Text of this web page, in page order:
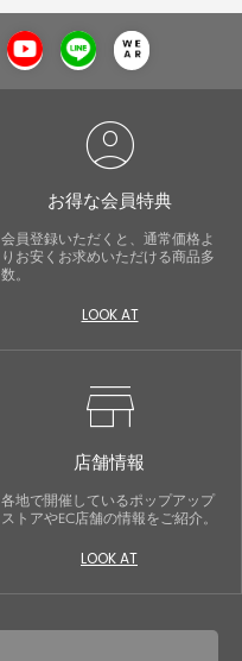
account_circle
お得な会員特典
会員登録いただくと、通常価格よ
りお安くお求めいただける商品多
数。
LOOK AT
store
店舗情報
各地で開催しているポップアップ
ストアやEC店舗の情報をご紹介。
LOOK AT